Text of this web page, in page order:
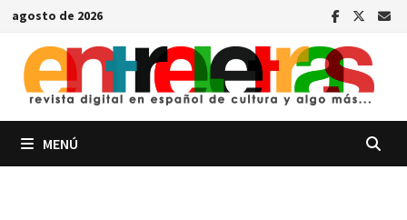
Saltar
contenido
agosto de 2026
MENÚ